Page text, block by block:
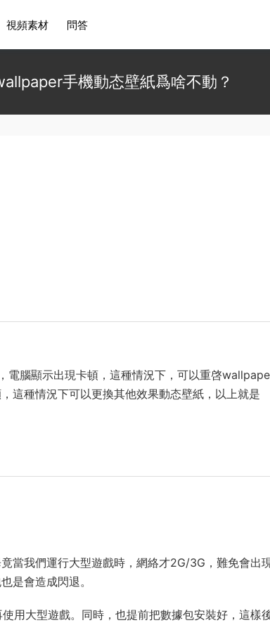
視頻素材 問答
手機動态壁紙爲啥不動？
腦顯示出現卡頓，這種情況下，可以重啓
這種情況下可以更換其他效果動态壁紙，以上就是
當我們運行大型遊戲時，網絡才2G/3G，難免會出
是會造成閃退。
用大型遊戲。同時，也提前把數據包安裝好，這樣